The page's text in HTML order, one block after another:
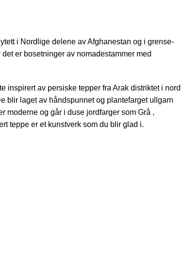
i Nordlige delene av Afghanestan og i grense-
er bosetninger av nomadestammer med
inspirert av persiske tepper fra Arak distriktet i nord
blir laget av håndspunnet og plantefarget ullgarn
moderne og går i duse jordfarger som Grå ,
teppe er et kunstverk som du blir glad i.